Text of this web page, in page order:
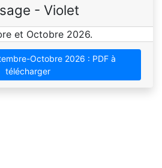
- Violet
Octobre 2026 : PDF à
télécharger